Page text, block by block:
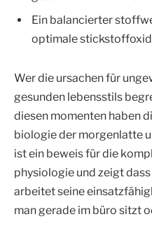
Ein balancierter
optimale
Wer die ursachen für
gesunden lebensstils
diesen momenten haben
biologie der morgenlatte
ist ein beweis für die
physiologie und zeigt
arbeitet seine
man gerade im büro sitzt